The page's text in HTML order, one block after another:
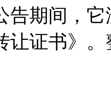
告期间，
让证书》